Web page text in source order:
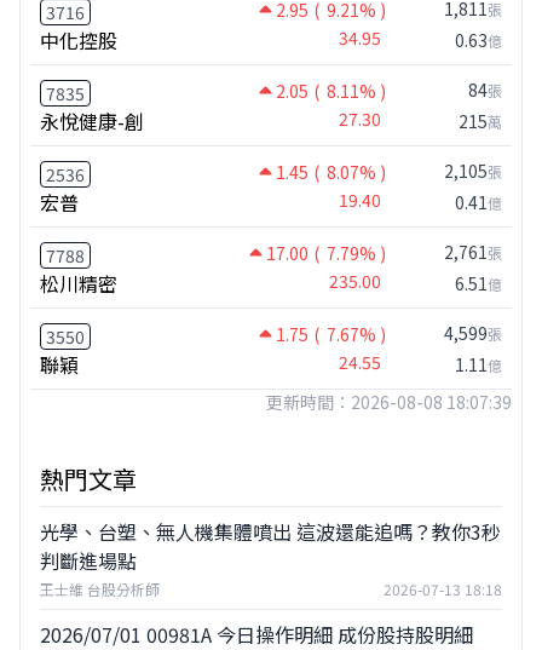
3716 2.95 ( 9.21% )
中化控股 34.95
1,811張
0.63億
7835 2.05 ( 8.11% )
永悅健康-創 27.30
84張
215萬
2536 1.45 ( 8.07% )
宏普 19.40
2,105張
0.41億
7788 17.00 ( 7.79% )
松川精密 235.00
2,761張
6.51億
3550 1.75 ( 7.67% )
聯穎 24.55
4,599張
1.11億
更新時間：2026-08-08 18:07:39
熱門文章
光學、台塑、無人機集體噴出 這波還能追嗎？教你3秒
判斷進場點
王士維 台股分析師 2026-07-13 18:18
2026/07/01 00981A 今日操作明細 成份股持股明細